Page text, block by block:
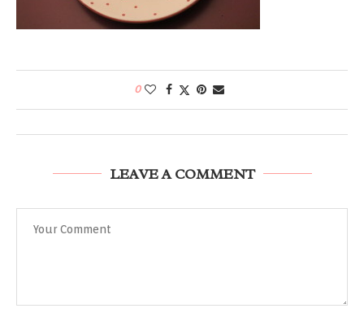
0
LEAVE A COMMENT